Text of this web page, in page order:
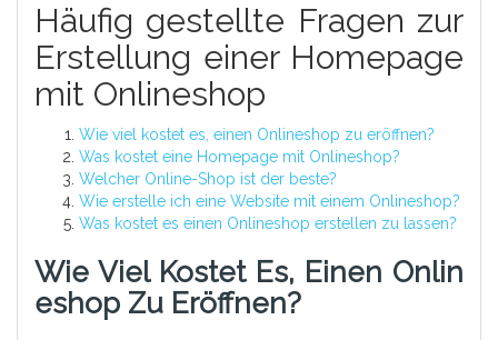
Häufig gestellte Fragen zur
Erstellung einer Homepage
mit Onlineshop
Wie viel kostet es, einen Onlineshop zu eröffnen?
Was kostet eine Homepage mit Onlineshop?
Welcher Online-Shop ist der beste?
Wie erstelle ich eine Website mit einem Onlineshop?
Was kostet es einen Onlineshop erstellen zu lassen?
Wie Viel Kostet Es, Einen Onlin
Eshop Zu Eröffnen?